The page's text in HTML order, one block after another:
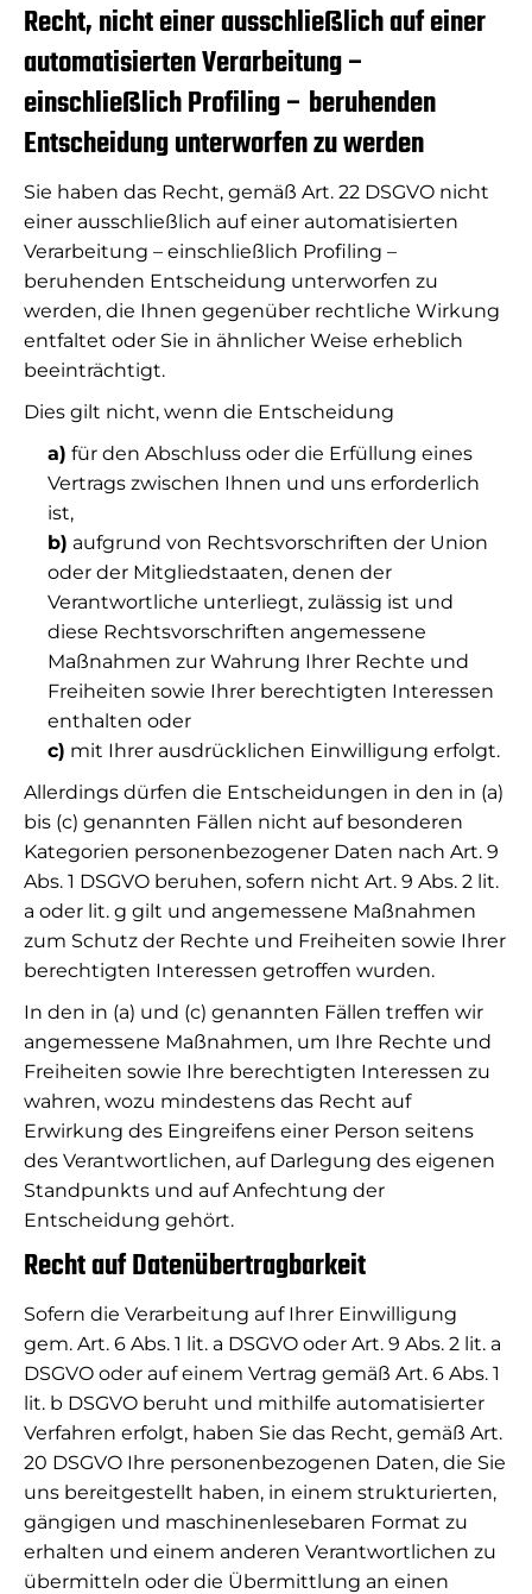
Recht, nicht einer ausschließlich auf einer
automatisierten Verarbeitung –
einschließlich Profiling – beruhenden
Entscheidung unterworfen zu werden
Sie haben das Recht, gemäß Art. 22 DSGVO nicht
einer ausschließlich auf einer automatisierten
Verarbeitung – einschließlich Profiling –
beruhenden Entscheidung unterworfen zu
werden, die Ihnen gegenüber rechtliche Wirkung
entfaltet oder Sie in ähnlicher Weise erheblich
beeinträchtigt.
Dies gilt nicht, wenn die Entscheidung
a) für den Abschluss oder die Erfüllung eines
Vertrags zwischen Ihnen und uns erforderlich
ist,
b) aufgrund von Rechtsvorschriften der Union
oder der Mitgliedstaaten, denen der
Verantwortliche unterliegt, zulässig ist und
diese Rechtsvorschriften angemessene
Maßnahmen zur Wahrung Ihrer Rechte und
Freiheiten sowie Ihrer berechtigten Interessen
enthalten oder
c) mit Ihrer ausdrücklichen Einwilligung erfolgt.
Allerdings dürfen die Entscheidungen in den in (a)
bis (c) genannten Fällen nicht auf besonderen
Kategorien personenbezogener Daten nach Art. 9
Abs. 1 DSGVO beruhen, sofern nicht Art. 9 Abs. 2 lit.
a oder lit. g gilt und angemessene Maßnahmen
zum Schutz der Rechte und Freiheiten sowie Ihrer
berechtigten Interessen getroffen wurden.
In den in (a) und (c) genannten Fällen treffen wir
angemessene Maßnahmen, um Ihre Rechte und
Freiheiten sowie Ihre berechtigten Interessen zu
wahren, wozu mindestens das Recht auf
Erwirkung des Eingreifens einer Person seitens
des Verantwortlichen, auf Darlegung des eigenen
Standpunkts und auf Anfechtung der
Entscheidung gehört.
Recht auf Datenübertragbarkeit
Sofern die Verarbeitung auf Ihrer Einwilligung
gem. Art. 6 Abs. 1 lit. a DSGVO oder Art. 9 Abs. 2 lit. a
DSGVO oder auf einem Vertrag gemäß Art. 6 Abs. 1
lit. b DSGVO beruht und mithilfe automatisierter
Verfahren erfolgt, haben Sie das Recht, gemäß Art.
20 DSGVO Ihre personenbezogenen Daten, die Sie
uns bereitgestellt haben, in einem strukturierten,
gängigen und maschinenlesebaren Format zu
erhalten und einem anderen Verantwortlichen zu
übermitteln oder die Übermittlung an einen